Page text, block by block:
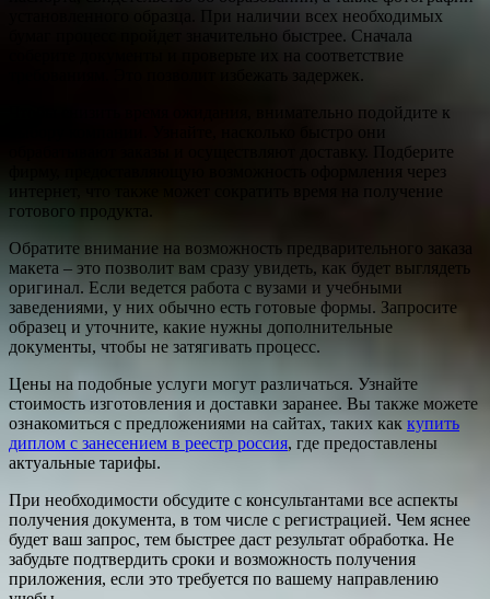
установленного образца. При наличии всех необходимых
бумаг процесс пройдет значительно быстрее. Сначала
соберите документы и проверьте их на соответствие
требованиям. Это позволит избежать задержек.
Чтобы снизить время ожидания, внимательно подойдите к
выбору компании. Узнайте, насколько быстро они
обрабатывают заказы и осуществляют доставку. Подберите
фирму, предоставляющую возможность оформления через
интернет, что также может сократить время на получение
готового продукта.
Обратите внимание на возможность предварительного заказа
макета – это позволит вам сразу увидеть, как будет выглядеть
оригинал. Если ведется работа с вузами и учебными
заведениями, у них обычно есть готовые формы. Запросите
образец и уточните, какие нужны дополнительные
документы, чтобы не затягивать процесс.
Цены на подобные услуги могут различаться. Узнайте
стоимость изготовления и доставки заранее. Вы также можете
ознакомиться с предложениями на сайтах, таких как купить
диплом с занесением в реестр россия, где предоставлены
актуальные тарифы.
При необходимости обсудите с консультантами все аспекты
получения документа, в том числе с регистрацией. Чем яснее
будет ваш запрос, тем быстрее даст результат обработка. Не
забудьте подтвердить сроки и возможность получения
приложения, если это требуется по вашему направлению